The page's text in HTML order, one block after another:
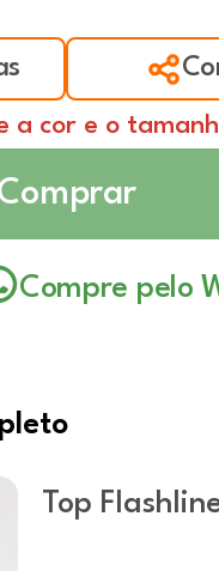
a cor e o
Compre pelo
Top